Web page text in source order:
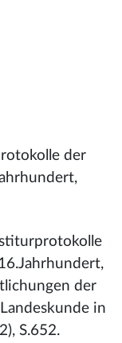
der
der
in
S.652.